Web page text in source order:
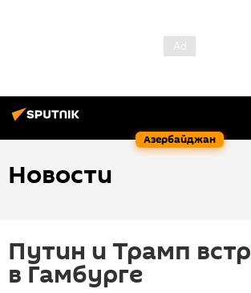
Азербайджан
Новости
Путин и Трамп
в Гамбурге